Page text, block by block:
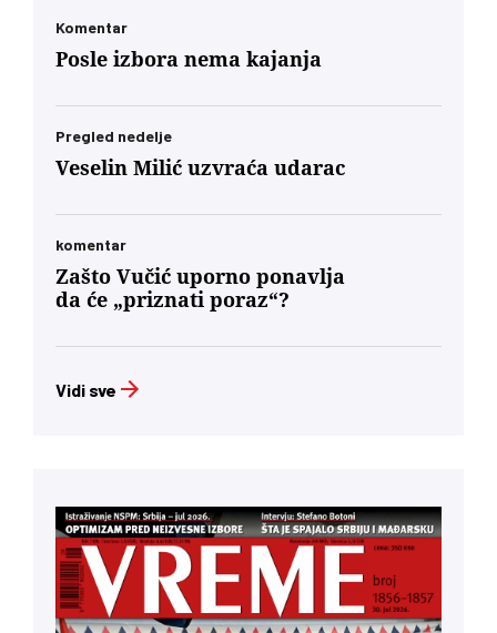
Komentar
Posle izbora nema kajanja
Pregled nedelje
Veselin Milić uzvraća udarac
komentar
Zašto Vučić uporno ponavlja
da će „priznati poraz“?
Vidi sve